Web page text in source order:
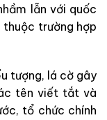
lẫn với quốc
trường hợp
tượng, lá cờ gây
tên viết tắt và
tổ chức chính